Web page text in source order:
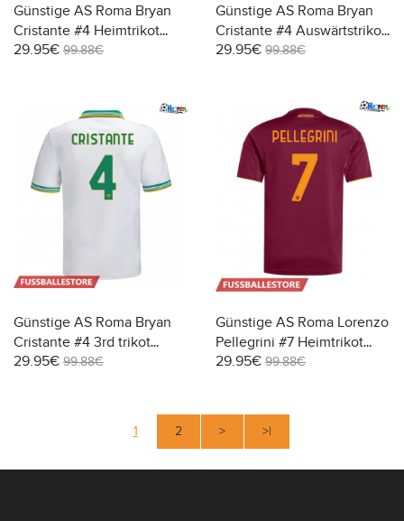
Günstige AS Roma Bryan
Cristante #4 Heimtrikot
2025-26 Kurzarm
29.95€ 99.88€
Günstige AS Roma Bryan
Cristante #4 Auswärtstrikot
2025-26 Kurzarm
29.95€ 99.88€
Günstige AS Roma Bryan
Cristante #4 3rd trikot
2025-26 Kurzarm
29.95€ 99.88€
Günstige AS Roma Lorenzo
Pellegrini #7 Heimtrikot
2025-26 Kurzarm
29.95€ 99.88€
1 2 > >|